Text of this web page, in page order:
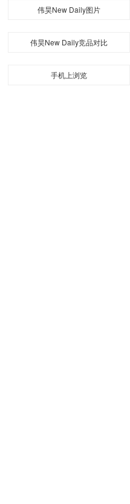
伟昊New Daily图片
伟昊New Daily竞品对比
手机上浏览